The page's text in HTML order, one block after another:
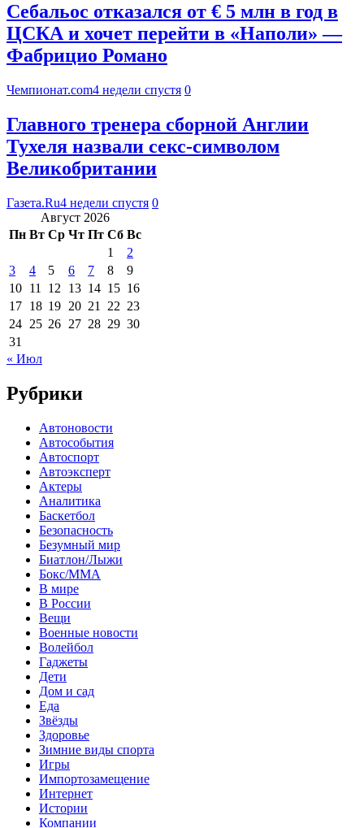
Себальос отказался от € 5 млн в год в
ЦСКА и хочет перейти в «Наполи» —
Фабрицио Романо
Чемпионат.com4 недели спустя 0
Главного тренера сборной Англии
Тухеля назвали секс-символом
Великобритании
Газета.Ru4 недели спустя 0
Август 2026
Пн Вт Ср Чт Пт Сб Вс
1
2
3
4 5 6 7 8
9
10 11 12 13 14 15 16
17 18 19 20 21 22 23
24 25 26 27 28 29 30
31
« Июл
Рубрики
Автоновости
Автособытия
Автоспорт
Автоэксперт
Актеры
Аналитика
Баскетбол
Безопасность
Безумный мир
Биатлон/Лыжи
Бокс/MMA
В мире
В России
Вещи
Военные новости
Волейбол
Гаджеты
Дети
Дом и сад
Еда
Звёзды
Здоровье
Зимние виды спорта
Игры
Импортозамещение
Интернет
Истории
Компании